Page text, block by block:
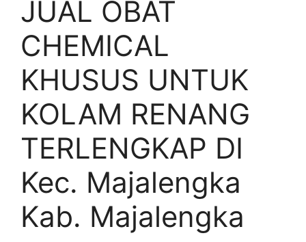
JUAL OBAT
CHEMICAL
KHUSUS UNTUK
KOLAM RENANG
TERLENGKAP DI
Kec. Majalengka
Kab. Majalengka